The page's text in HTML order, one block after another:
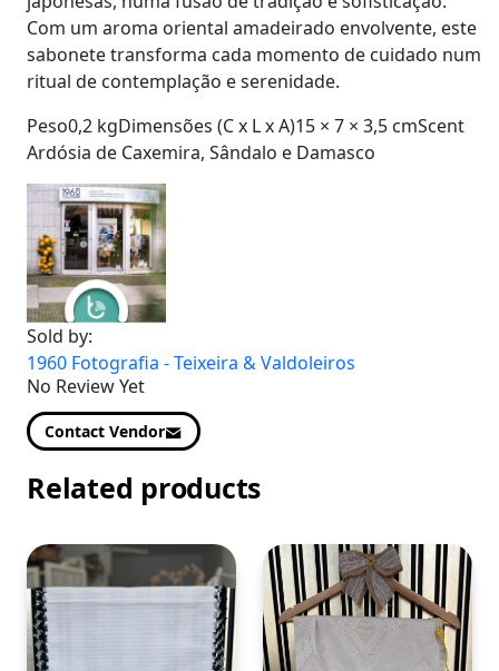
Com um aroma oriental amadeirado envolvente, este
sabonete transforma cada momento de cuidado num
ritual de contemplação e serenidade.
Peso0,2 kgDimensões (C x L x A)15 × 7 × 3,5 cmScent
Ardósia de Caxemira, Sândalo e Damasco
Sold by:
1960 Fotografia - Teixeira & Valdoleiros
No Review Yet
Contact Vendor
Related products